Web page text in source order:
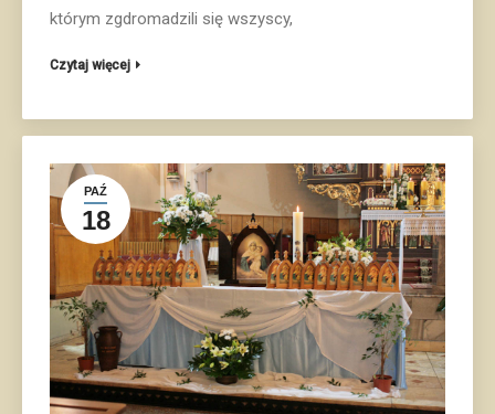
którym zgdromadzili się wszyscy,
Czytaj więcej
PAŹ
18